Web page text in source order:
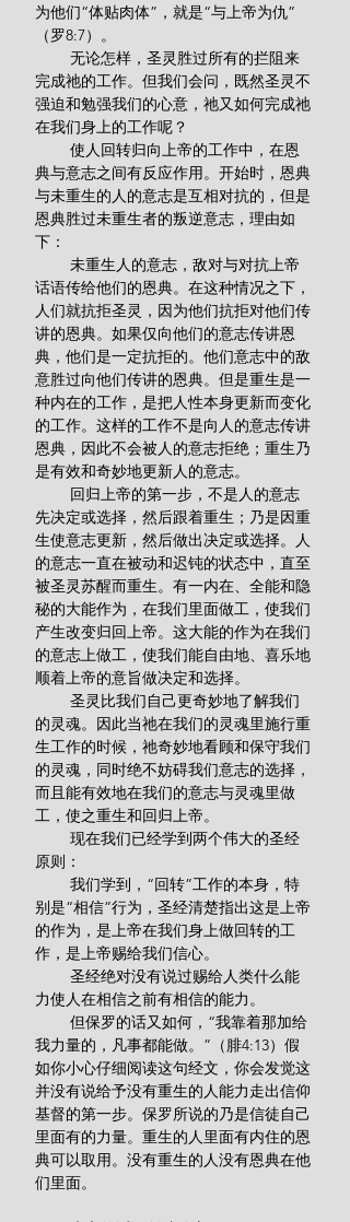
为他们“体贴肉体”，就是“与上帝为仇”
（罗8:7）。
完成祂的工作。但我们会问，既然圣灵不
强迫和勉强我们的心意，祂又如何完成祂
在我们身上的工作呢？
典与意志之间有反应作用。开始时，恩典
与未重生的人的意志是互相对抗的，但是
恩典胜过未重生者的叛逆意志，理由如
下：
话语传给他们的恩典。在这种情况之下，
人们就抗拒圣灵，因为他们抗拒对他们传
讲的恩典。如果仅向他们的意志传讲恩
典，他们是一定抗拒的。他们意志中的敌
意胜过向他们传讲的恩典。但是重生是一
种内在的工作，是把人性本身更新而变化
的工作。这样的工作不是向人的意志传讲
恩典，因此不会被人的意志拒绝；重生乃
是有效和奇妙地更新人的意志。
先决定或选择，然后跟着重生；乃是因重
生使意志更新，然后做出决定或选择。人
的意志一直在被动和迟钝的状态中，直至
被圣灵苏醒而重生。有一内在、全能和隐
秘的大能作为，在我们里面做工，使我们
产生改变归回上帝。这大能的作为在我们
的意志上做工，使我们能自由地、喜乐地
顺着上帝的意旨做决定和选择。
的灵魂。因此当祂在我们的灵魂里施行重
生工作的时候，祂奇妙地看顾和保守我们
的灵魂，同时绝不妨碍我们意志的选择，
而且能有效地在我们的意志与灵魂里做
工，使之重生和回归上帝。
原则：
别是“相信”行为，圣经清楚指出这是上帝
的作为，是上帝在我们身上做回转的工
作，是上帝赐给我们信心。
力使人在相信之前有相信的能力。
我力量的，凡事都能做。”（腓4:13）假
如你小心仔细阅读这句经文，你会发觉这
并没有说给予没有重生的人能力走出信仰
基督的第一步。保罗所说的乃是信徒自己
里面有的力量。重生的人里面有内住的恩
典可以取用。没有重生的人没有恩典在他
们里面。